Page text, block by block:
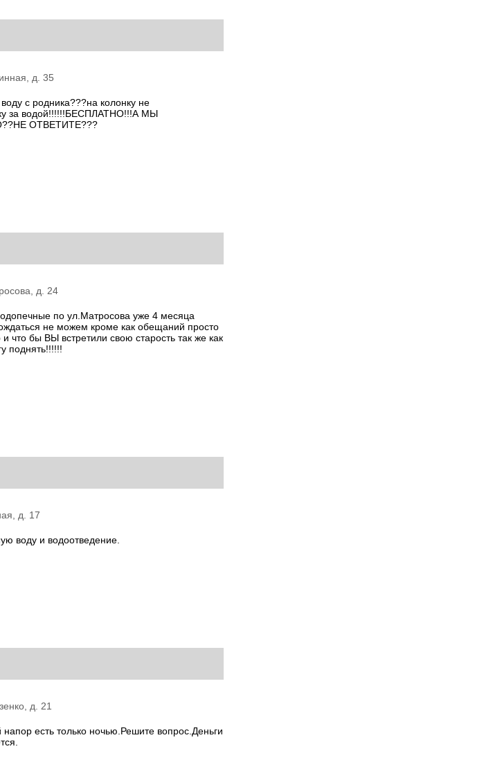
д. 35
с родника???на колонку не
за водой!!!!!!БЕСПЛАТНО!!!А МЫ
ОТВЕТИТЕ???
д. 24
по ул.Матросова уже 4 месяца
не можем кроме как обещаний просто
что бы ВЫ встретили свою старость так же как
поднять!!!!!!
д. 17
воду и водоотведение.
д. 21
есть только ночью.Решите вопрос.Деньги